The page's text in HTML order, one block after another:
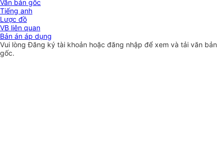
Văn bản gốc
Tiếng anh
Lược đồ
VB liên quan
Bản án áp dụng
Vui lòngĐăng ký tài khoản hoặc đăng nhập để xem và tải văn bản
gốc.